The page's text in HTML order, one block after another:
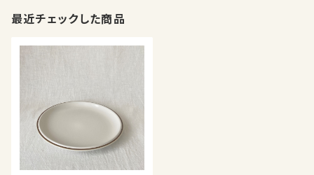
最近チェックした商品